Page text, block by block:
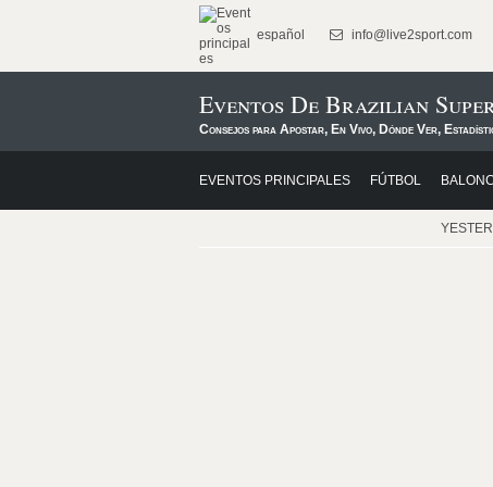
español info@live2sport.com
Eventos De Brazilian
Consejos para Apostar, En Vivo, Dónde Ver,
EVENTOS PRINCIPALES FÚTBOL